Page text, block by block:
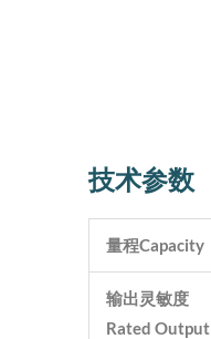
技术参数
量程Capacity
输出灵敏度
Rated Output